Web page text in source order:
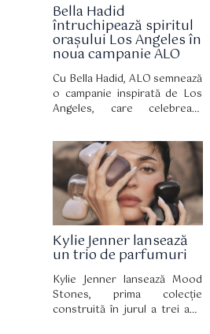
Bella Hadid
întruchipează spiritul
orașului Los Angeles în
noua campanie ALO
Cu Bella Hadid, ALO semnează
o campanie inspirată de Los
Angeles, care celebrează
pe echilibru, mișcare și
acceptare de sine.
Kylie Jenner lansează
un trio de parfumuri
Kylie Jenner lansează Mood
Stones, prima colecție
construită în jurul a trei ape